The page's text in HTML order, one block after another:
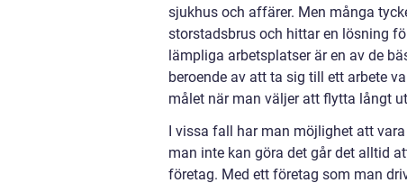
sjukhus och affärer. Men många
storstadsbrus och hittar en lösning
lämpliga arbetsplatser är en av de
beroende av att ta sig till ett arbete
målet när man väljer att flytta långt
I vissa fall har man möjlighet att
man inte kan göra det går det alltid
företag. Med ett företag som man